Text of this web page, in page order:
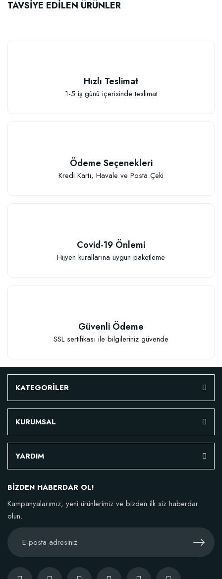
TAVSİYE EDİLEN ÜRÜNLER
Sepete Ekle
Hızlı Teslimat
1-5 iş günü içerisinde teslimat
Ödeme Seçenekleri
Kredi Kartı, Havale ve Posta Çeki
Covid-19 Önlemi
Hijyen kurallarına uygun paketleme
Güvenli Ödeme
SSL sertifikası ile bilgileriniz güvende
KATEGORİLER
KURUMSAL
YARDIM
BİZDEN HABERDAR OL!
Kampanyalarımız, yeni ürünlerimiz ve bizden ilk siz haberdar
olun.